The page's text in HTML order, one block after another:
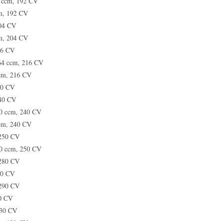
192 CV
CV
204 CV
CV
ccm, 216 CV
216 CV
CV
CV
ccm, 240 CV
240 CV
CV
ccm, 250 CV
CV
CV
CV
CV
CV